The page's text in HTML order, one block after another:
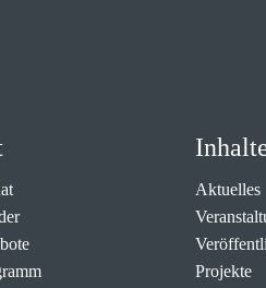
Aktuelles
Projekte